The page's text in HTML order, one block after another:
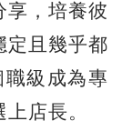
享，培養彼
定且幾乎都
級成為專
店長。